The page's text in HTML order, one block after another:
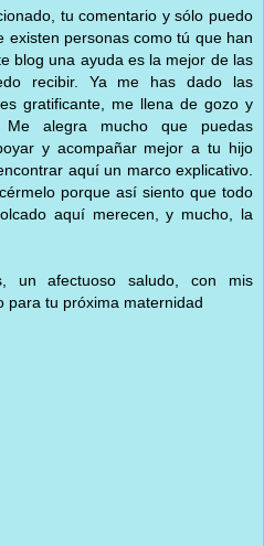
tu comentario y sólo puedo
existen personas como tú que han
blog una ayuda es la mejor de las
recibir. Ya me has dado las
gratificante, me llena de gozo y
alegra mucho que puedas
y acompañar mejor a tu hijo
aquí un marco explicativo.
porque así siento que todo
aquí merecen, y mucho, la
un afectuoso saludo, con mis
para tu próxima maternidad